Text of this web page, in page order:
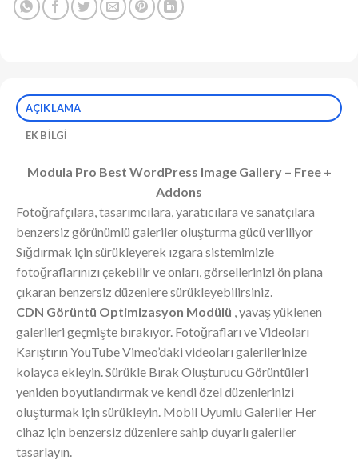
AÇIKLAMA
EK BILGI
Modula Pro Best WordPress Image Gallery – Free +
Addons
Fotoğrafçılara, tasarımcılara, yaratıcılara ve sanatçılara
benzersiz görünümlü galeriler oluşturma gücü veriliyor
Sığdırmak için sürükleyerek ızgara sistemimizle
fotoğraflarınızı çekebilir ve onları, görsellerinizi ön plana
çıkaran benzersiz düzenlere sürükleyebilirsiniz.
CDN Görüntü Optimizasyon Modülü , yavaş yüklenen
galerileri geçmişte bırakıyor. Fotoğrafları ve Videoları
Karıştırın YouTube Vimeo’daki videoları galerilerinize
kolayca ekleyin. Sürükle Bırak Oluşturucu Görüntüleri
yeniden boyutlandırmak ve kendi özel düzenlerinizi
oluşturmak için sürükleyin. Mobil Uyumlu Galeriler Her
cihaz için benzersiz düzenlere sahip duyarlı galeriler
tasarlayın.